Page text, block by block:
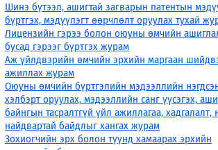
Шинэ бүтээл, ашигтай загварын патентын
бүртгэх, мэдүүлэгт өөрчлөлт оруулах тухай
Лицензийн гэрээ болон оюуны өмчийн
бусад гэрээг бүртгэх журам
Аж үйлдвэрийн өмчийн эрхийн маргаан
ажиллах журам
Оюуны өмчийн бүртгэлийн мэдээллийн
хэлбэрт оруулах, мэдээллийн санг үүсэгэх,
байнгын тасралтгүй үйл ажиллагаа, хадгалалт,
найдвартай байдлыг хангах журам
Зохиогчийн эрх болон түүнд хамаарах эрхийн